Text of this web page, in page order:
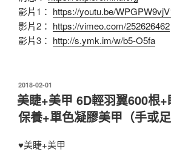
影片1： https://youtu.be/
影片2： https://vimeo.com/252626462
影片3： http://s.ymk.im/w/b5-O5fa
發
佈
於
2018-02-01
美睫+美甲 6D輕羽翼600根
保養+單色凝膠美甲（手或
♥美睫+美甲